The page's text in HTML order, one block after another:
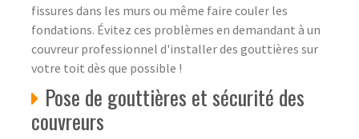
fissures dans les murs ou même faire couler les
fondations. Évitez ces problèmes en demandant à un
couvreur professionnel d'installer des gouttières sur
votre toit dès que possible !
Pose de gouttières et sécurité des
couvreurs